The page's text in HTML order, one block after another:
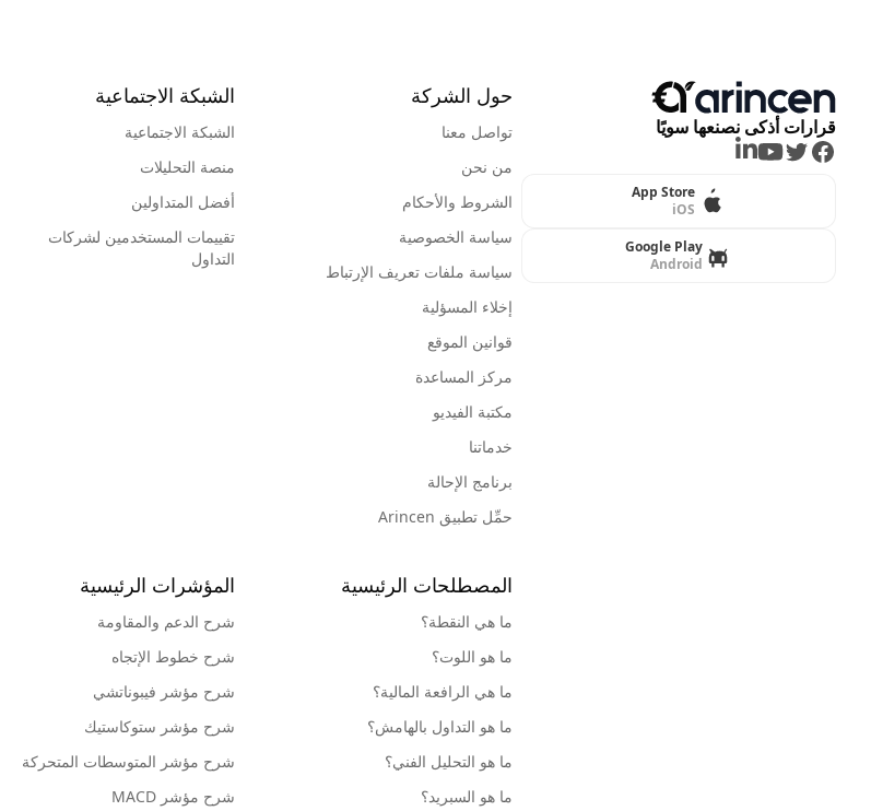
قرارات أذكى نصنعها سويًا
Facebook
Twitter
Youtube
LinkedIn
App Store
iOS
Google Play
Android
حول الشركة
تواصل معنا
من نحن
الشروط والأحكام
سياسة الخصوصية
سياسة ملفات تعريف الإرتباط
إخلاء المسؤلية
قوانين الموقع
مركز المساعدة
مكتبة الفيديو
خدماتنا
برنامج الإحالة
حمِّل تطبيق Arincen
الشبكة الاجتماعية
الشبكة الاجتماعية
منصة التحليلات
أفضل المتداولين
تقييمات المستخدمين لشركات
التداول
المصطلحات الرئيسية
ما هي النقطة؟
ما هو اللوت؟
ما هي الرافعة المالية؟
ما هو التداول بالهامش؟
ما هو التحليل الفني؟
ما هو السبريد؟
المؤشرات الرئيسية
شرح الدعم والمقاومة
شرح خطوط الإتجاه
شرح مؤشر فيبوناتشي
شرح مؤشر ستوكاستيك
شرح مؤشر المتوسطات المتحركة
شرح مؤشر MACD